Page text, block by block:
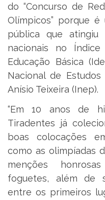
do “Concurso de
Olímpicos” porque
pública que atingiu
nacionais no
Educação Básica
Nacional de Estudos
Anísio Teixeira (Inep).
“Em 10 anos de
Tiradentes já
boas colocações
como as olimpíadas
menções
foguetes, além de
entre os primeiros